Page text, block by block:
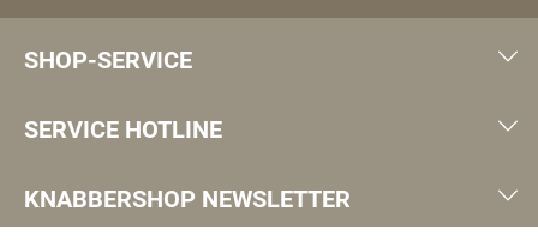
SHOP-SERVICE
SERVICE HOTLINE
KNABBERSHOP NEWSLETTER